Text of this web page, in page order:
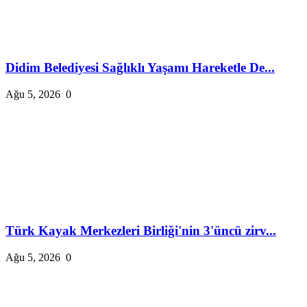
Didim Belediyesi Sağlıklı Yaşamı Hareketle De...
Ağu 5, 2026 0
Türk Kayak Merkezleri Birliği'nin 3'üncü zirv...
Ağu 5, 2026 0